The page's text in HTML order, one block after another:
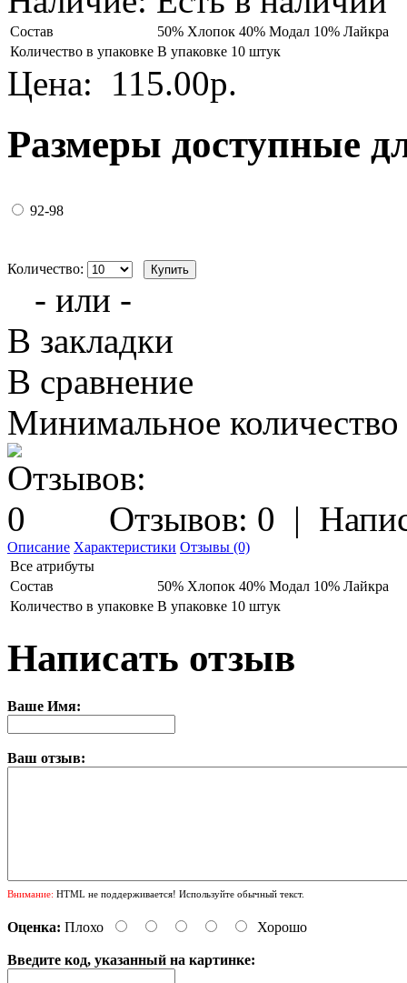
Состав
50% Хлопок 40% Модал 10% Лайкра
Количество в упаковке В упаковке 10 штук
Цена: 115.00р.
Размеры доступные
92-98
Количество:
- или -
В закладки
В сравнение
Минимальное количество
Отзывов: 0 |
Описание Характеристики Отзывы (0)
Все атрибуты
Состав
50% Хлопок 40% Модал 10% Лайкра
Количество в упаковке В упаковке 10 штук
Написать отзыв
Ваше Имя:
Ваш отзыв:
Внимание: HTML не поддерживается! Используйте обычный текст.
Оценка: Плохо Хорошо
Введите код, указанный на картинке: